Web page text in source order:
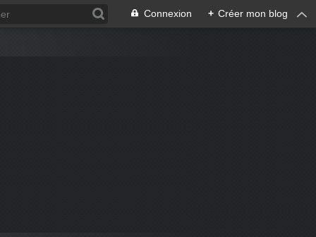
Connexion + Créer mon blog